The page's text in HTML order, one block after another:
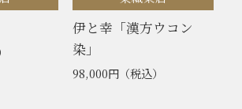
伊と幸「漢方ウコン
染」
98,000円（税込）